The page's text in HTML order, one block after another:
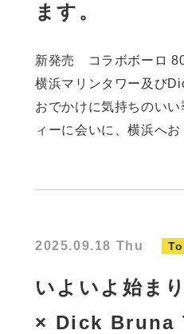
ます。
新発売 コラボボーロ
横浜マリンタワー及び
おでかけに気持ちのい
ィーに会いに、横浜へお
2025.09.18 Thu
いよいよ始ま
× Dick Bruna